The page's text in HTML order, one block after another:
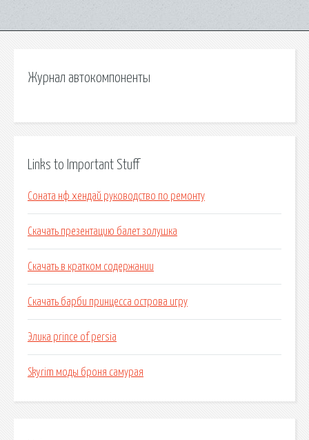
Журнал автокомпоненты
Links to Important Stuff
Соната нф хендай руководство по ремонту
Скачать презентацию балет золушка
Скачать в кратком содержании
Скачать барби принцесса острова игру
Элика prince of persia
Skyrim моды броня самурая